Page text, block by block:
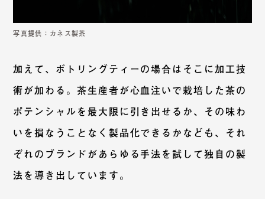
写真提供：カネス製茶
加えて、ボトリングティーの場合はそこに加工技
術が加わる。茶生産者が心血注いで栽培した茶の
ポテンシャルを最大限に引き出せるか、その味わ
いを損なうことなく製品化できるかなども、それ
ぞれのブランドがあらゆる手法を試して独自の製
法を導き出しています。